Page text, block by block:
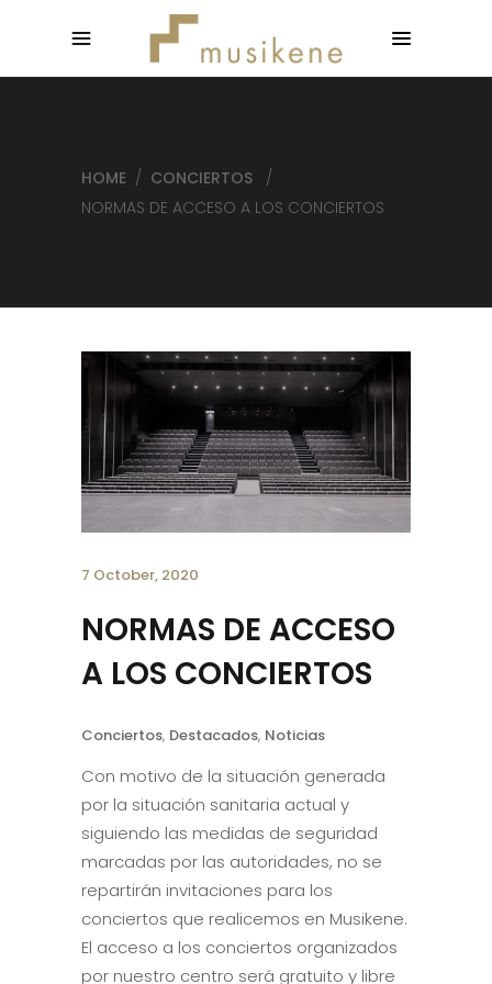
HOME / CONCIERTOS
/
NORMAS DE ACCESO A LOS CONCIERTOS
7 October, 2020
NORMAS DE ACCESO
A LOS CONCIERTOS
Conciertos, Destacados, Noticias
Con motivo de la situación generada
por la situación sanitaria actual y
siguiendo las medidas de seguridad
marcadas por las autoridades, no se
repartirán invitaciones para los
conciertos que realicemos en Musikene.
El acceso a los conciertos organizados
por nuestro centro será gratuito y libre